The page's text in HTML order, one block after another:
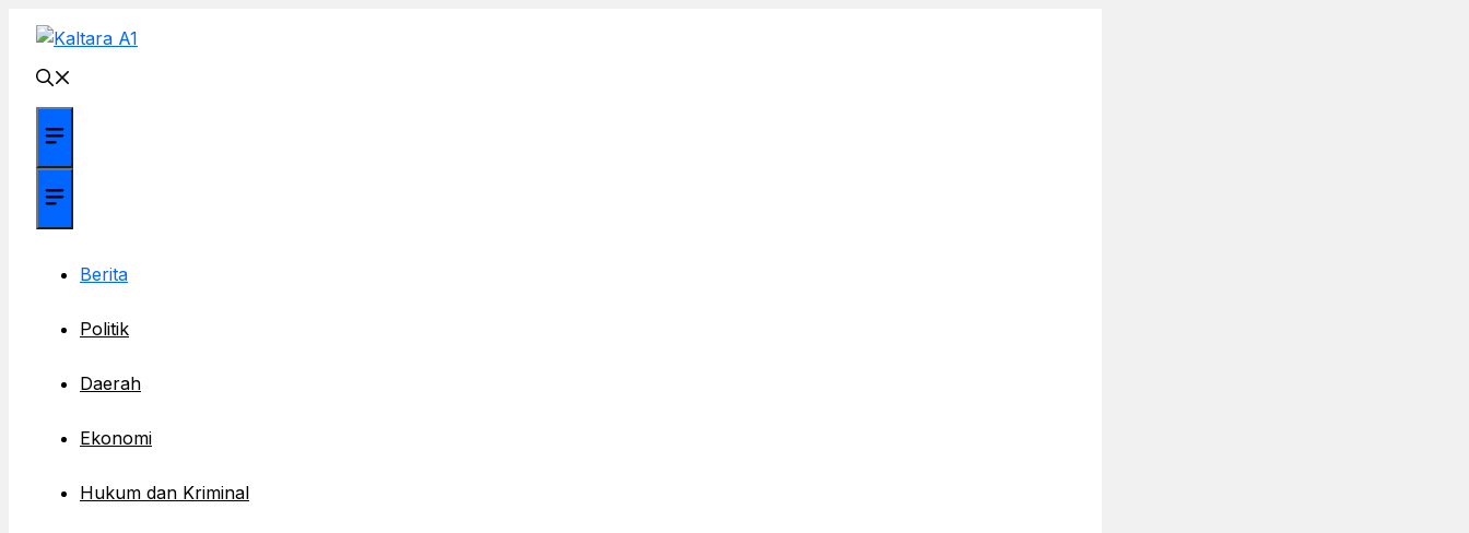
Langsung
Menu
Berita
Politik
Daerah
Ekonomi
Hukum dan Kriminal